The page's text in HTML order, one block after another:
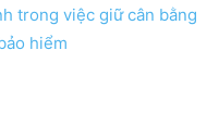
trong việc giữ cân bằng
hiểm